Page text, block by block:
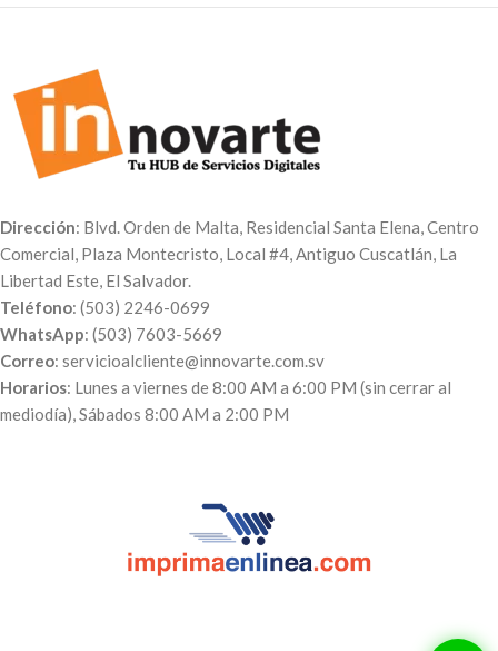
Dirección: Blvd. Orden de Malta, Residencial Santa Elena, Centro
Comercial, Plaza Montecristo, Local #4, Antiguo Cuscatlán, La
Libertad Este, El Salvador.
Teléfono: (503) 2246-0699
WhatsApp: (503) 7603-5669
Correo: servicioalcliente@innovarte.com.sv
Horarios: Lunes a viernes de 8:00 AM a 6:00 PM (sin cerrar al
mediodía), Sábados 8:00 AM a 2:00 PM